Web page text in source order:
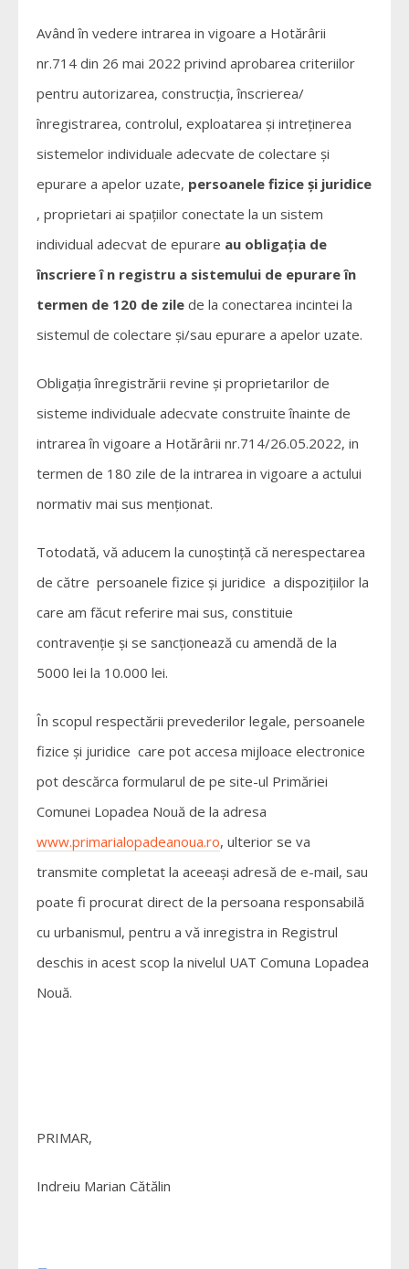
Având în vedere intrarea in vigoare a Hotărârii
nr.714 din 26 mai 2022 privind aprobarea criteriilor
pentru autorizarea, construcția, înscrierea/
înregistrarea, controlul, exploatarea și intreținerea
sistemelor individuale adecvate de colectare și
epurare a apelor uzate, persoanele fizice și juridice
, proprietari ai spațiilor conectate la un sistem
individual adecvat de epurare au obligația de
înscriere î n registru a sistemului de epurare în
termen de 120 de zile de la conectarea incintei la
sistemul de colectare și/sau epurare a apelor uzate.
Obligația înregistrării revine și proprietarilor de
sisteme individuale adecvate construite înainte de
intrarea în vigoare a Hotărârii nr.714/26.05.2022, in
termen de 180 zile de la intrarea in vigoare a actului
normativ mai sus menționat.
Totodată, vă aducem la cunoștință că nerespectarea
de către persoanele fizice și juridice a dispozițiilor la
care am făcut referire mai sus, constituie
contravenție și se sancționează cu amendă de la
5000 lei la 10.000 lei.
În scopul respectării prevederilor legale, persoanele
fizice și juridice care pot accesa mijloace electronice
pot descărca formularul de pe site-ul Primăriei
Comunei Lopadea Nouă de la adresa
www.primarialopadeanoua.ro, ulterior se va
transmite completat la aceeași adresă de e-mail, sau
poate fi procurat direct de la persoana responsabilă
cu urbanismul, pentru a vă inregistra in Registrul
deschis in acest scop la nivelul UAT Comuna Lopadea
Nouă.
PRIMAR,
Indreiu Marian Cătălin